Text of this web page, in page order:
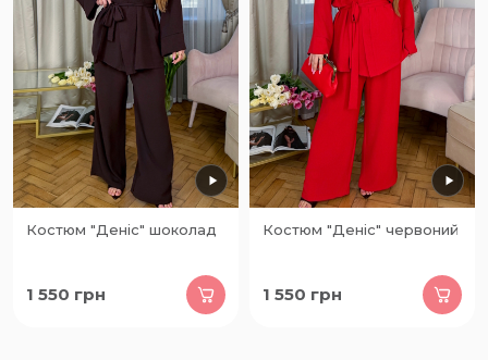
Костюм "Деніс" шоколад
1 550 грн
Костюм "Деніс" червоний
1 550 грн